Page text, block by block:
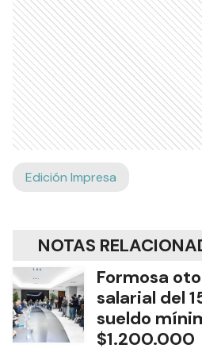
Edición Impresa
NOTAS
Formosa
salarial del
sueldo
$1.200.000